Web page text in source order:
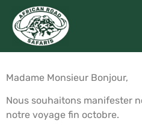
BLAZYa écrit ce
Dates du voyage : du 2023-
Madame Monsieur Bonjour,
Nous souhaitons manifester
notre voyage fin octobre.